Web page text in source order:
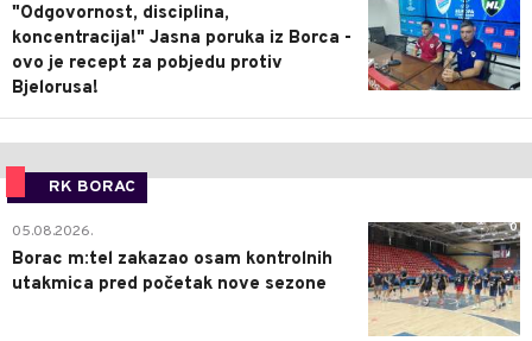
"Odgovornost, disciplina,
koncentracija!" Jasna poruka iz Borca -
ovo je recept za pobjedu protiv
Bjelorusa!
RK BORAC
0
05.08.2026.
Borac m:tel zakazao osam kontrolnih
utakmica pred početak nove sezone